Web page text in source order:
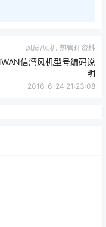
风扇/风机 热管理资料
信湾风机型号编码说
明
2016-6-24 21:23:08